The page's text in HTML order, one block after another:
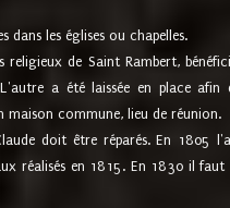
dans les églises ou chapelles.
de Saint Rambert,
a été laissée en place
commune, lieu de réunion.
doit être réparés. En 1805
réalisés en 1815. En 1830 il